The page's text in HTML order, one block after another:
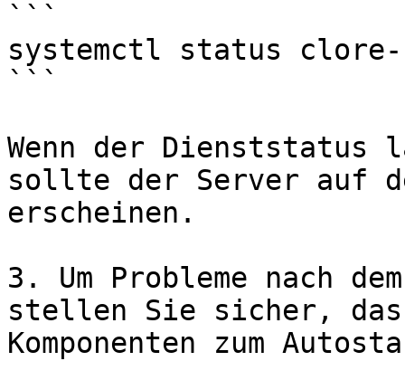
```
systemctl status
```
Wenn der
sollte der Server auf
erscheinen.
3. Um Probleme nach
stellen Sie sicher,
Komponenten zum